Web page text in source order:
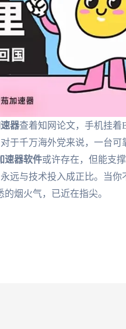
器查着知网论文，手机挂着
于千万海外党来说，一台可
速器软件或许存在，但能支
远与技术投入成正比。当你
烟火气，已近在指尖。